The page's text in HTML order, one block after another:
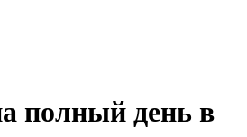
полный день в